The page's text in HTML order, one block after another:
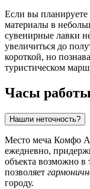
Если вы планируете
материалы в
сувенирные лавки
увеличиться до
короткой, но
туристическом
Часы работы
Нашли неточность?
Место меча Комфо
ежедневно,
объекта возможно в
позволяет
городу.